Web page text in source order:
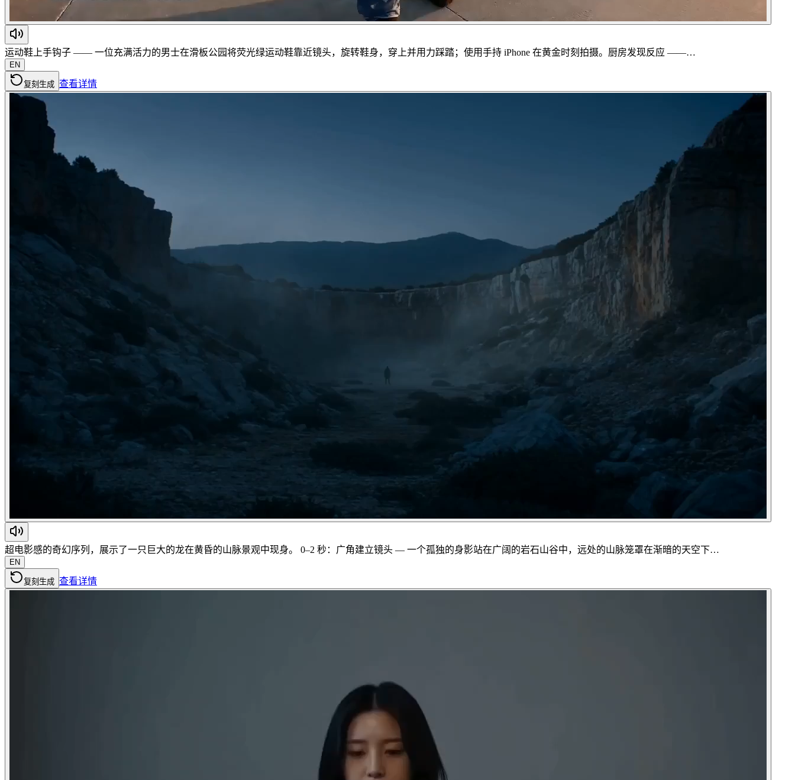
运动鞋上手钩子 —— 一位充满活力的男士在滑板公园将荧光绿运动鞋靠近镜头，旋转鞋身，穿上并用力踩踏；使用手持 iPhone 在黄金时刻拍摄。厨房发现反应 ——…
EN
复刻生成 查看详情
超电影感的奇幻序列，展示了一只巨大的龙在黄昏的山脉景观中现身。 0–2 秒：广角建立镜头 — 一个孤独的身影站在广阔的岩石山谷中，远处的山脉笼罩在渐暗的天空下…
EN
复刻生成 查看详情